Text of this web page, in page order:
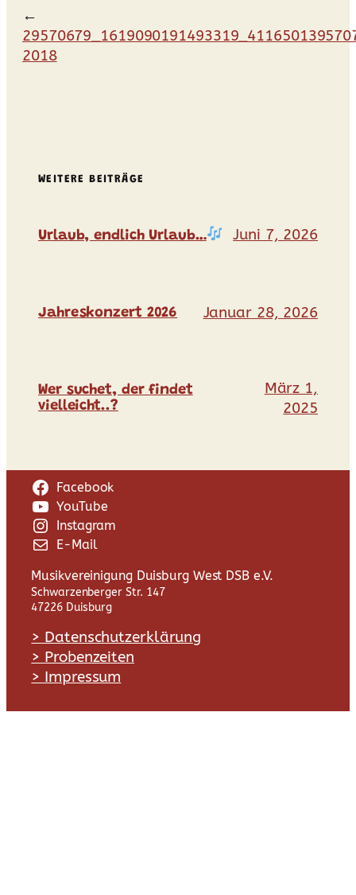
←
2018
WEITERE BEITRÄGE
Urlaub, endlich Urlaub… Juni 7, 2026
Jahreskonzert 2026 Januar 28, 2026
Wer suchet, der findet
vielleicht..?
März 1,
2025
Facebook
YouTube
Instagram
E-Mail
Musikvereinigung Duisburg West DSB e.V.
Schwarzenberger Str. 147
47226 Duisburg
> Datenschutzerklärung
> Probenzeiten
> Impressum